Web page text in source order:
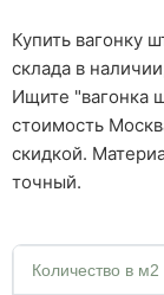
Купить вагонку
склада в
Ищите "вагонка
стоимость
скидкой.
точный.
Количество в м2